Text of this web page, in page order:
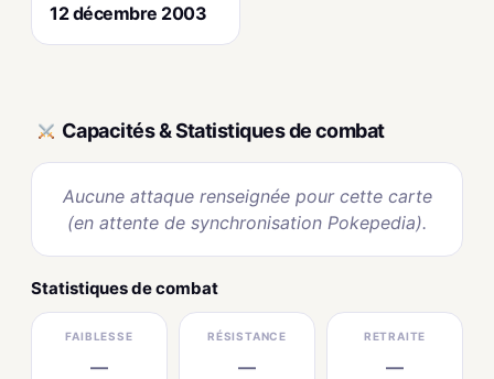
12 décembre 2003
Capacités & Statistiques de combat
Aucune attaque renseignée pour cette carte
(en attente de synchronisation Pokepedia).
Statistiques de combat
FAIBLESSE
—
RÉSISTANCE
—
RETRAITE
—